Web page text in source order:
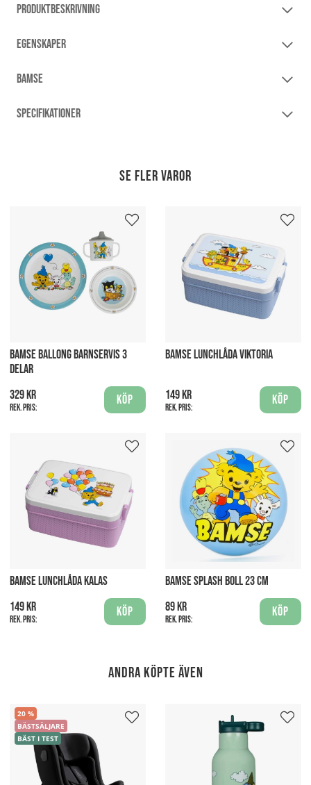
PRODUKTBESKRIVNING
EGENSKAPER
BAMSE
SPECIFIKATIONER
Se fler varor
BAMSE BALLONG BARNSERVIS 3
DELAR
329 kr
Rek. pris:
Köp
BAMSE LUNCHLÅDA VIKTORIA
149 kr
Rek. pris:
Köp
BAMSE LUNCHLÅDA KALAS
149 kr
Rek. pris:
Köp
BAMSE SPLASH BOLL 23 CM
89 kr
Rek. pris:
Köp
Andra köpte även
20
BÄSTSÄLJARE
BÄST I TEST